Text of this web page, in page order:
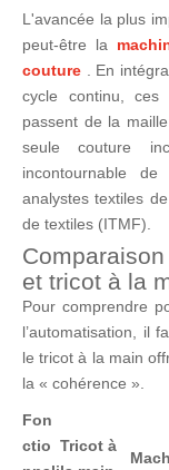
L'avancée la plus
peut-être la
couture
. En
cycle continu, ces
passent de la
seule couture
incontournable
analystes textiles
de textiles (ITMF).
et tricot à la
Pour comprendre
l’automatisation, il
le tricot à la main
la « cohérence ».
Fon
ctio Tricot à